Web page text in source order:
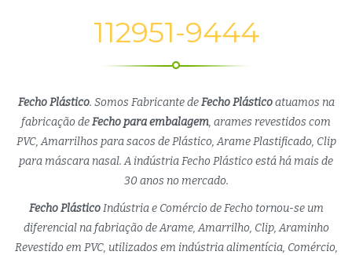
112951-9444
Fecho Plástico. Somos Fabricante deFecho Plásticoatuamos na
fabricação deFecho para embalagem, arames revestidos com
PVC, Amarrilhos para sacos de Plástico, Arame Plastificado, Clip
para máscara nasal. A indústria Fecho Plástico está há mais de
30 anos no mercado.
Fecho PlásticoIndústria e Comércio de Fecho tornou-se um
diferencial na fabriação de Arame, Amarrilho, Clip, Araminho
Revestido em PVC, utilizados em indústria alimentícia, Comércio,